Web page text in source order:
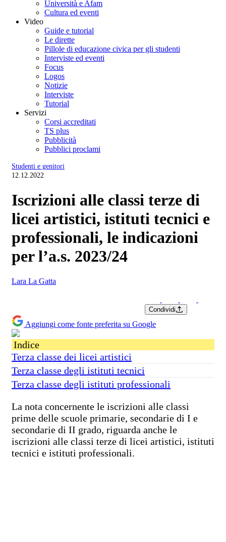
Università e Afam
Cultura ed eventi
Video
Guide e tutorial
Le dirette
Pillole di educazione civica per gli studenti
Interviste ed eventi
Focus
Logos
Notizie
Interviste
Tutorial
Servizi
Corsi accreditati
TS plus
Pubblicità
Pubblici proclami
Studenti e genitori
12.12.2022
Iscrizioni alle classi terze di
licei artistici, istituti tecnici e
professionali, le indicazioni
per l’a.s. 2023/24
Lara La Gatta
Condividi
Aggiungi come fonte preferita su Google
Indice
Terza classe dei licei artistici
Terza classe degli istituti tecnici
Terza classe degli istituti professionali
La nota concernente le iscrizioni alle classi
prime delle scuole primarie, secondarie di I e
secondarie di II grado, riguarda anche le
iscrizioni alle classi terze di licei artistici, istituti
tecnici e istituti professionali.